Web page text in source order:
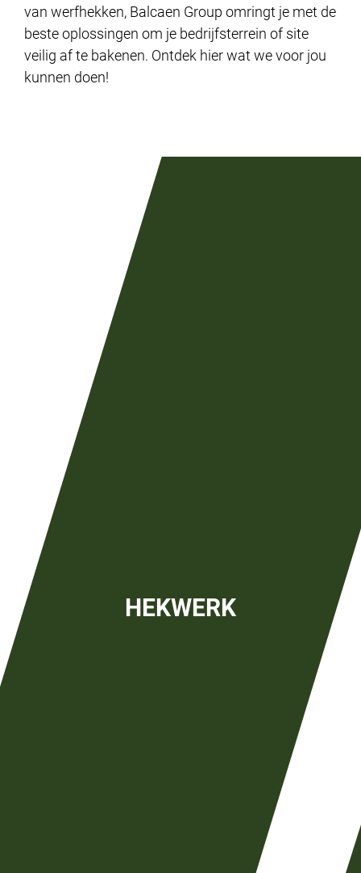
van werfhekken, Balcaen Group omringt je met de
beste oplossingen om je bedrijfsterrein of site
veilig af te bakenen. Ontdek hier wat we voor jou
kunnen doen!
HEKWERK